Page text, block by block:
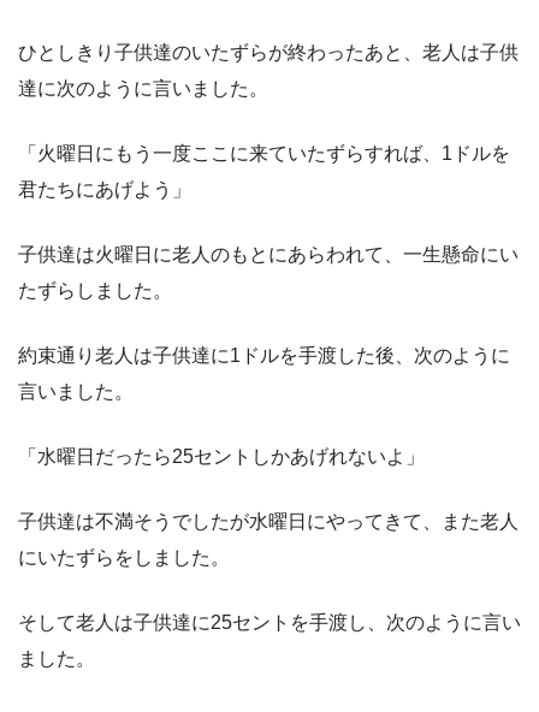
ひとしきり子供達のいたずらが終わったあと、老人は子供
達に次のように言いました。
「火曜日にもう一度ここに来ていたずらすれば、1ドルを
君たちにあげよう」
子供達は火曜日に老人のもとにあらわれて、一生懸命にい
たずらしました。
約束通り老人は子供達に1ドルを手渡した後、次のように
言いました。
「水曜日だったら25セントしかあげれないよ」
子供達は不満そうでしたが水曜日にやってきて、また老人
にいたずらをしました。
そして老人は子供達に25セントを手渡し、次のように言い
ました。